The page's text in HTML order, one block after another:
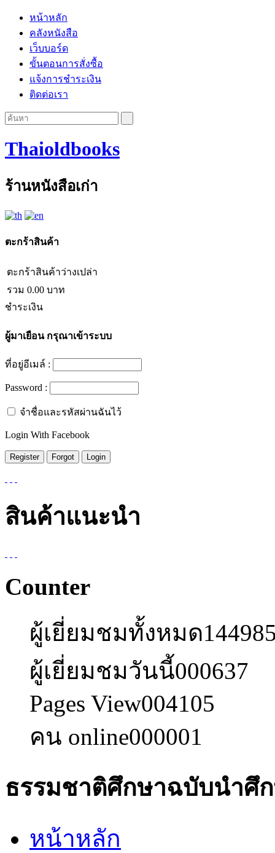
หน้าหลัก
คลังหนังสือ
เว็บบอร์ด
ขั้นตอนการสั่งซื้อ
แจ้งการชำระเงิน
ติดต่อเรา
Thaioldbooks
ร้านหนังสือเก่า
ตะกร้าสินค้า
ตะกร้าสินค้าว่างเปล่า
รวม 0.00 บาท
ชำระเงิน
ผู้มาเยือนกรุณาเข้าระบบ
ที่อยู่อีเมล์ :
Password :
จำชื่อและรหัสผ่านฉันไว้
Login With Facebook
สินค้าแนะนำ
Counter
ผู้เยี่ยมชมทั้งหมด
ผู้เยี่ยมชมวันนี้000637
Pages View004105
คน online000001
ธรรมชาติศึกษาฉบับนำศึ
หน้าหลัก